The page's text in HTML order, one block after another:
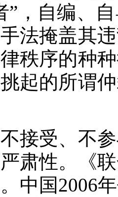
”，自编、
法掩盖其
秩序的种
起的所谓
受、不参
肃性。《
中国2006